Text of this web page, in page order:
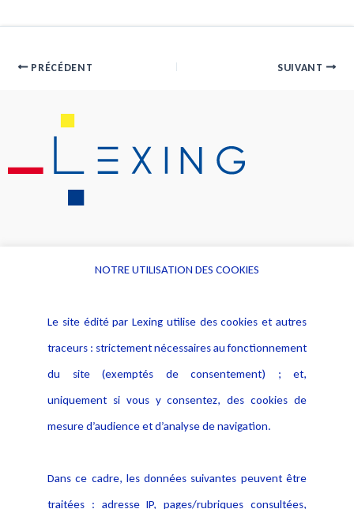
PRÉCÉDENT SUIVANT
Alerte professionnelle
Déclaration d'accessibilité
Notice Légale
Politique de protection des
données
Publications
NOTRE UTILISATION DES COOKIES
Le site édité par Lexing utilise des cookies et autres
traceurs : strictement nécessaires au fonctionnement
du site (exemptés de consentement) ; et,
uniquement si vous y consentez, des cookies de
mesure d’audience et d’analyse de navigation.
Dans ce cadre, les données suivantes peuvent être
traitées : adresse IP, pages/rubriques consultées,